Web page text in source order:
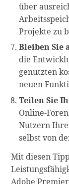
über
Projekte zu
Bleiben Sie
die
genutzten
neuen
Teilen Sie
Online-
Nutzern
selbst von
Mit diesen
Adobe